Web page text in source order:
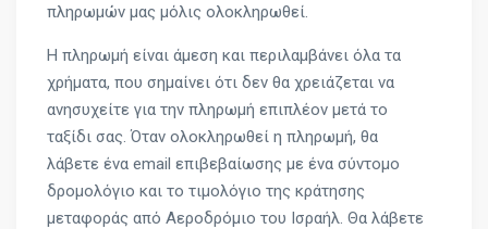
πληρωμών μας μόλις ολοκληρωθεί.
Η πληρωμή είναι άμεση και περιλαμβάνει όλα τα
χρήματα, που σημαίνει ότι δεν θα χρειάζεται να
ανησυχείτε για την πληρωμή επιπλέον μετά το
ταξίδι σας. Όταν ολοκληρωθεί η πληρωμή, θα
λάβετε ένα email επιβεβαίωσης με ένα σύντομο
δρομολόγιο και το τιμολόγιο της κράτησης
μεταφοράς από Αεροδρόμιο του Ισραήλ. Θα λάβετε